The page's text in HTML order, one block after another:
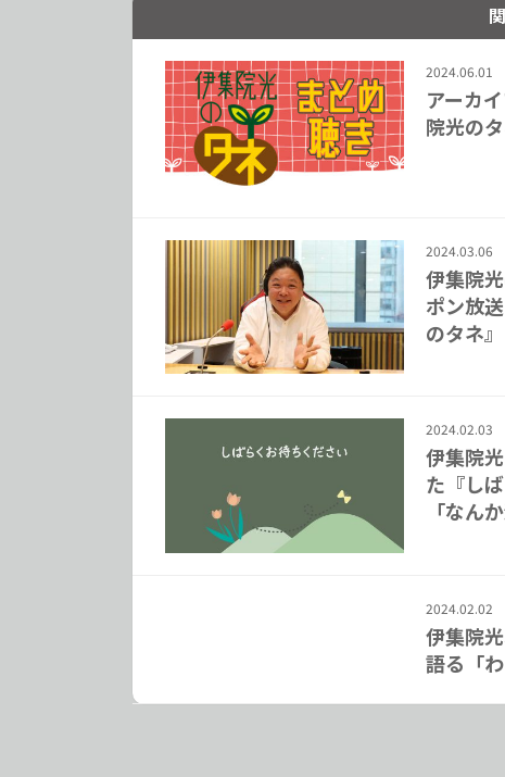
2024.06.01
アーカ
院光の
2024.03.06
伊集院
ポン放
のタネ
2024.02.03
伊集院
た『し
「なん
2024.02.02
伊集院
語る「